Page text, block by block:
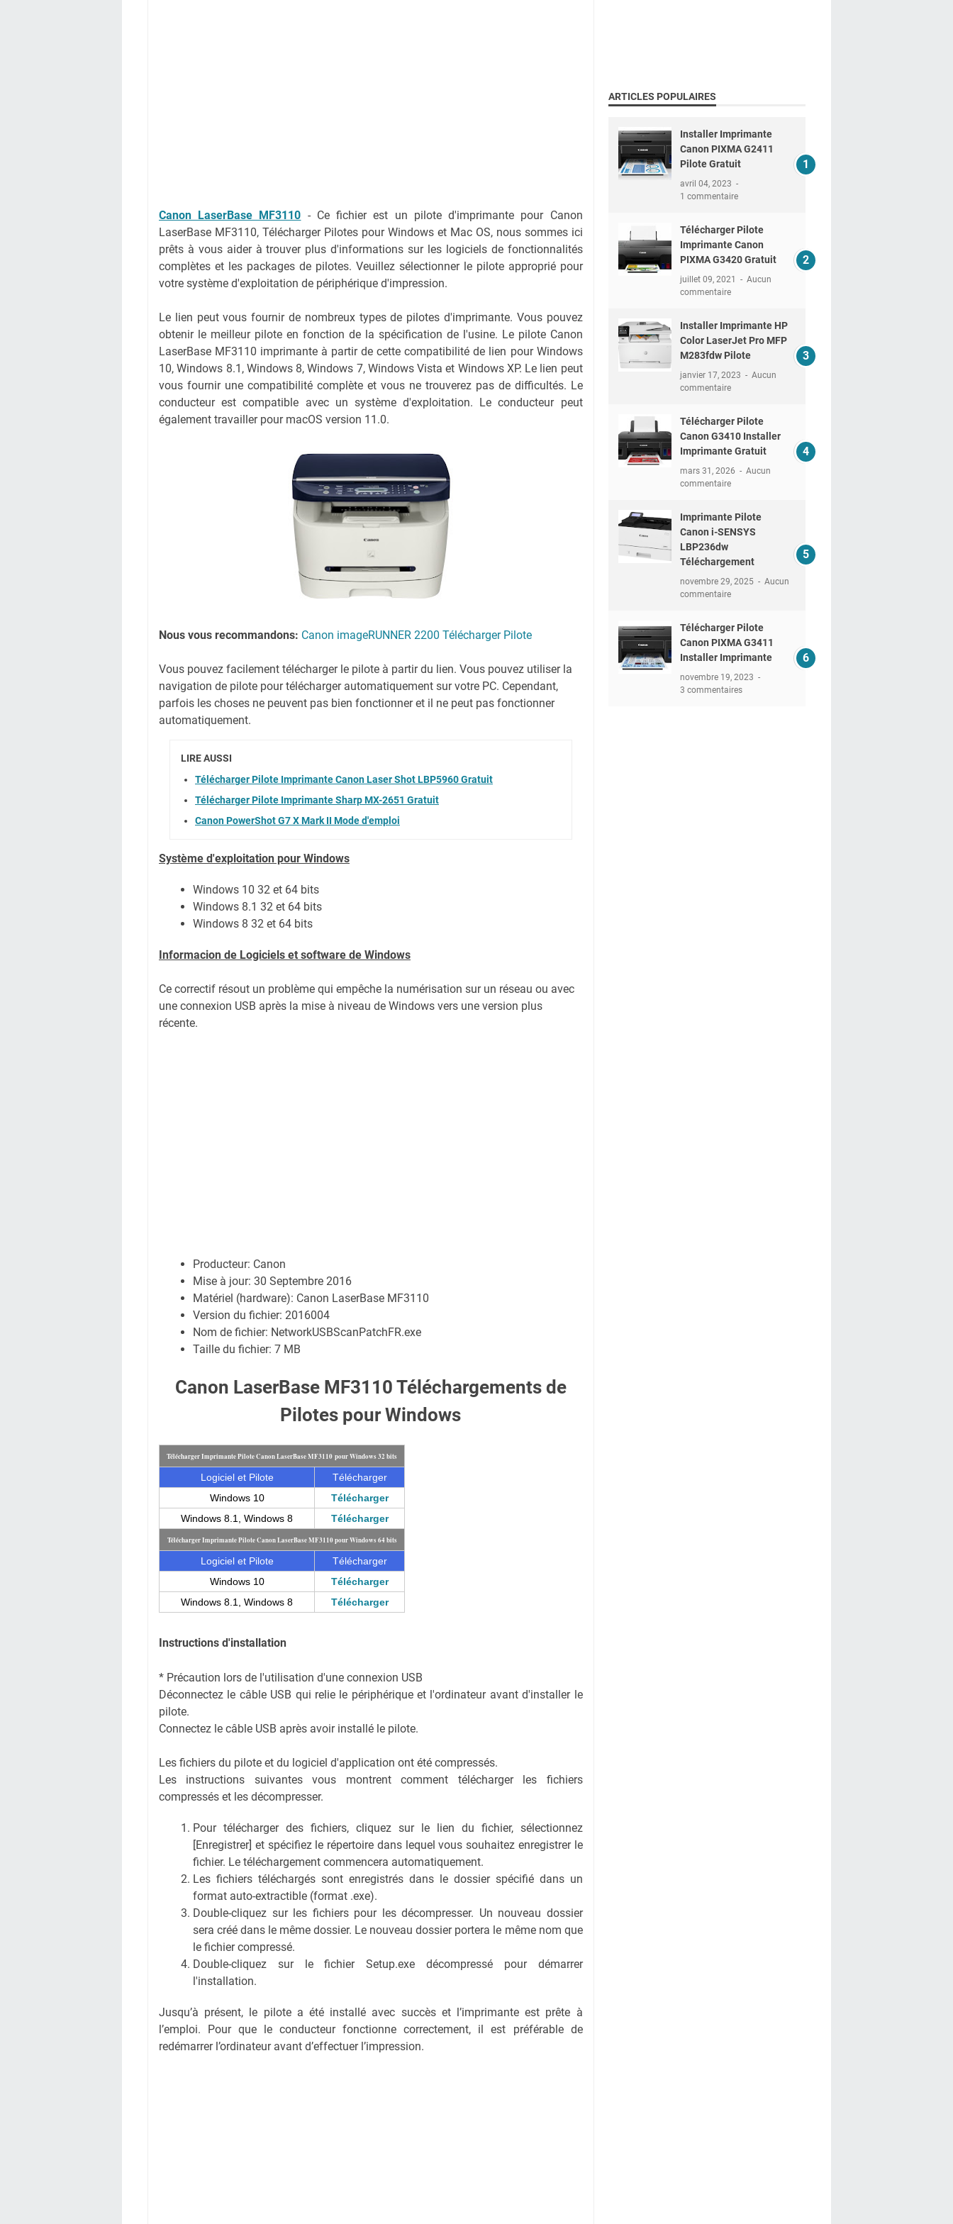
Canon LaserBase MF3110 - Ce fichier est un pilote d'imprimante pour Canon
LaserBase MF3110, Télécharger Pilotes pour Windows et Mac OS, nous sommes ici
prêts à vous aider à trouver plus d'informations sur les logiciels de fonctionnalités
complètes et les packages de pilotes. Veuillez sélectionner le pilote approprié pour
votre système d'exploitation de périphérique d'impression.
Le lien peut vous fournir de nombreux types de pilotes d'imprimante. Vous pouvez
obtenir le meilleur pilote en fonction de la spécification de l'usine. Le pilote Canon
LaserBase MF3110 imprimante à partir de cette compatibilité de lien pour Windows
10, Windows 8.1, Windows 8, Windows 7, Windows Vista et Windows XP. Le lien peut
vous fournir une compatibilité complète et vous ne trouverez pas de difficultés. Le
conducteur est compatible avec un système d'exploitation. Le conducteur peut
également travailler pour macOS version 11.0.
Nous vous recommandons: Canon imageRUNNER 2200 Télécharger Pilote
Vous pouvez facilement télécharger le pilote à partir du lien. Vous pouvez utiliser la
navigation de pilote pour télécharger automatiquement sur votre PC. Cependant,
parfois les choses ne peuvent pas bien fonctionner et il ne peut pas fonctionner
automatiquement.
LIRE AUSSI
Télécharger Pilote Imprimante Canon Laser Shot LBP5960 Gratuit
Télécharger Pilote Imprimante Sharp MX-2651 Gratuit
Canon PowerShot G7 X Mark II Mode d'emploi
Système d'exploitation pour Windows
Windows 10 32 et 64 bits
Windows 8.1 32 et 64 bits
Windows 8 32 et 64 bits
Informacion de Logiciels et software de Windows
Ce correctif résout un problème qui empêche la numérisation sur un réseau ou avec
une connexion USB après la mise à niveau de Windows vers une version plus
récente.
Producteur: Canon
Mise à jour: 30 Septembre 2016
Matériel (hardware): Canon LaserBase MF3110
Version du fichier: 2016004
Nom de fichier: NetworkUSBScanPatchFR.exe
Taille du fichier: 7 MB
Canon LaserBase MF3110 Téléchargements de
Pilotes pour Windows
Télécharger Imprimante Pilote Canon LaserBase MF3110 pour Windows 32 bits
Logiciel et Pilote
Télécharger
Windows 10
Télécharger
Windows 8.1, Windows 8
Télécharger
Télécharger Imprimante Pilote Canon LaserBase MF3110 pour Windows 64 bits
Logiciel et Pilote
Télécharger
Windows 10
Télécharger
Windows 8.1, Windows 8
Télécharger
Instructions d'installation
* Précaution lors de l'utilisation d'une connexion USB
Déconnectez le câble USB qui relie le périphérique et l'ordinateur avant d'installer le
pilote.
Connectez le câble USB après avoir installé le pilote.
Les fichiers du pilote et du logiciel d'application ont été compressés.
Les instructions suivantes vous montrent comment télécharger les fichiers
compressés et les décompresser.
Pour télécharger des fichiers, cliquez sur le lien du fichier, sélectionnez
[Enregistrer] et spécifiez le répertoire dans lequel vous souhaitez enregistrer le
fichier. Le téléchargement commencera automatiquement.
Les fichiers téléchargés sont enregistrés dans le dossier spécifié dans un
format auto-extractible (format .exe).
Double-cliquez sur les fichiers pour les décompresser. Un nouveau dossier
sera créé dans le même dossier. Le nouveau dossier portera le même nom que
le fichier compressé.
Double-cliquez sur le fichier Setup.exe décompressé pour démarrer
l'installation.
Jusqu’à présent, le pilote a été installé avec succès et l’imprimante est prête à
l’emploi. Pour que le conducteur fonctionne correctement, il est préférable de
redémarrer l’ordinateur avant d’effectuer l’impression.
ARTICLES POPULAIRES
Installer Imprimante
Canon PIXMA G2411
Pilote Gratuit
avril 04, 2023
1 commentaire
Télécharger Pilote
Imprimante Canon
PIXMA G3420 Gratuit
juillet 09, 2021
Aucun
commentaire
Installer Imprimante HP
Color LaserJet Pro MFP
M283fdw Pilote
janvier 17, 2023
Aucun
commentaire
Télécharger Pilote
Canon G3410 Installer
Imprimante Gratuit
mars 31, 2026
Aucun
commentaire
Imprimante Pilote
Canon i-SENSYS
LBP236dw
Téléchargement
novembre 29, 2025
Aucun
commentaire
Télécharger Pilote
Canon PIXMA G3411
Installer Imprimante
novembre 19, 2023
3 commentaires